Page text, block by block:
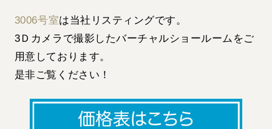
3006号室は当社リスティングです。
3Ｄカメラで撮影したバーチャルショールームをご
用意しております。
是非ご覧ください！